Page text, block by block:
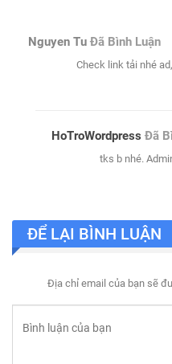
Nguyen Tu Đã Bình Luận
Check link tải nhé
HoTroWordpress Đã
tks b nhé.
ĐỂ LẠI BÌNH LUẬN
Địa chỉ email của bạn sẽ